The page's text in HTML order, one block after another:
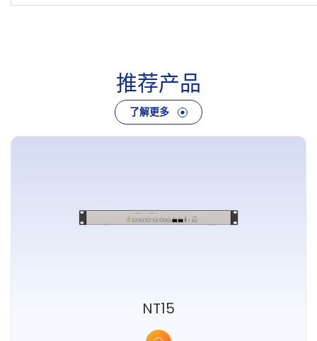
推荐产品
了解更多
NT15